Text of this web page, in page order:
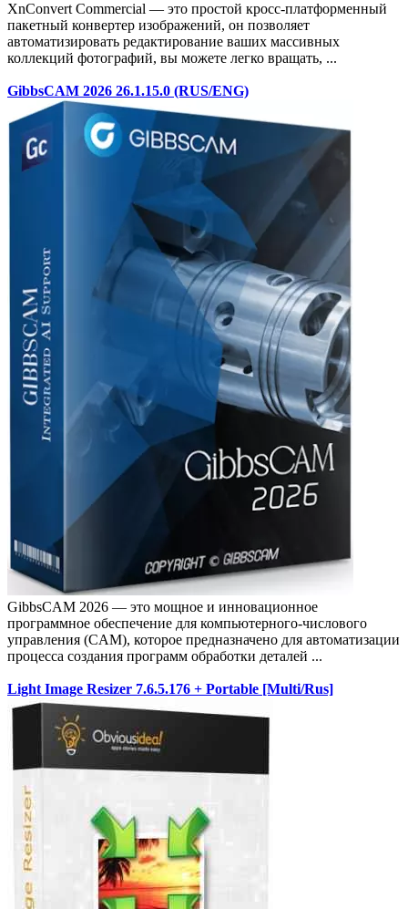
XnConvert Commercial — это простой кросс-платформенный
пакетный конвертер изображений, он позволяет
автоматизировать редактирование ваших массивных
коллекций фотографий, вы можете легко вращать, ...
GibbsCAM 2026 26.1.15.0 (RUS/ENG)
GibbsCAM 2026 — это мощное и инновационное
программное обеспечение для компьютерного-числового
управления (CAM), которое предназначено для автоматизации
процесса создания программ обработки деталей ...
Light Image Resizer 7.6.5.176 + Portable [Multi/Rus]